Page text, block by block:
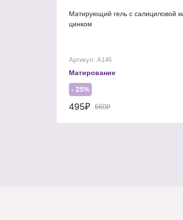
Матирующий гель с салициловой
цинком
Артикул: А146
Матирование
- 25%
495₽ 660₽